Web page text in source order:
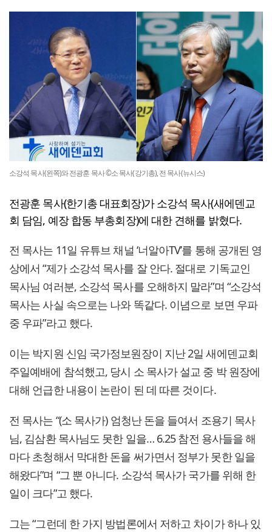
소강석 목사(왼쪽)와 전광훈 목사 ©소 목사(강기총), 전 목사(뉴시스)
전광훈 목사(한기총 대표회장)가 소강석 목사(새에덴교
회 담임, 예장 합동 부총회장)에 대한 견해를 밝혔다.
전 목사는 11일 유튜브 채널 ‘너알아TV’를 통해 공개된 영
상에서 “제가 소강석 목사를 잘 안다. 절대로 기독교인
목사님 여러분, 소강석 목사를 오해하지 말라”며 “소강석
목사는 사실 속으로는 나와 똑같다. 이념으로 보면 우파
중 우파”라고 했다.
이는 박지원 신임 국가정보원장이 지난 2일 새에덴교회
주일예배에 참석했고, 당시 소 목사가 설교 중 박 원장에
대해 언급한 내용이 논란이 된 데 따른 것이다.
전 목사는 “(소 목사가) 엄청난 돈을 들여서 조용기 목사
님, 김삼환 목사님도 못한 일을… 6.25 참전 용사들을 해
마다 초청해서 막대한 돈을 써가면서 정부가 못한 일을
해왔다”며 “그 뿐 아니다. 소강석 목사가 국가를 위해 한
일이 크다”고 했다.
그는 “그런데 한 가지 방법론에서 저하고 차이가 하나 있